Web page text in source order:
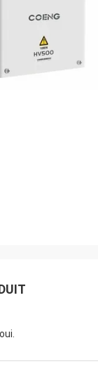
a été
notre
la